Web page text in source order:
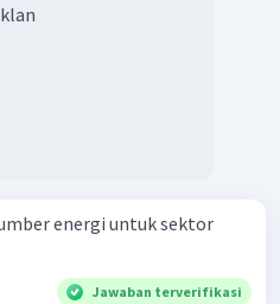
energi untuk sektor
Jawaban terverifikasi